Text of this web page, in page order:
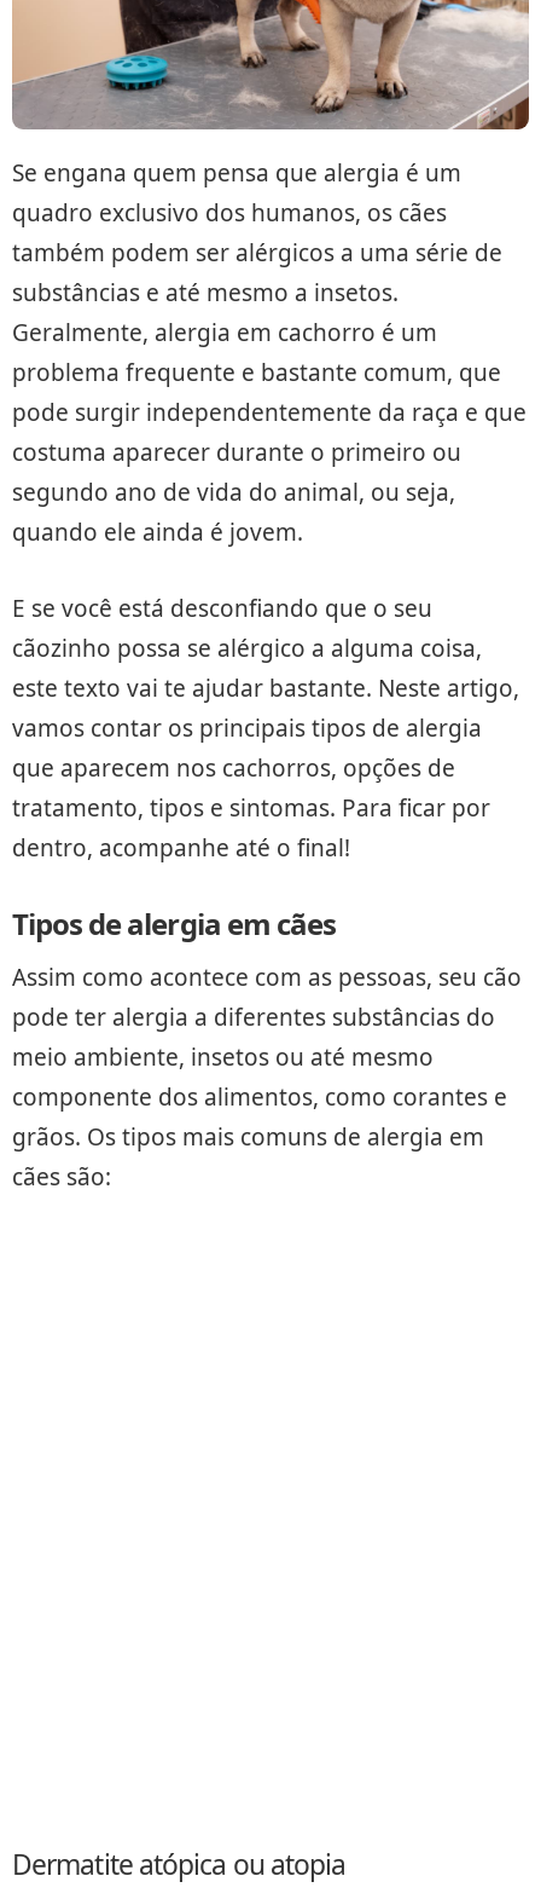
Se engana quem pensa que alergia é um
quadro exclusivo dos humanos, os cães
também podem ser alérgicos a uma série de
substâncias e até mesmo a insetos.
Geralmente, alergia em cachorro é um
problema frequente e bastante comum, que
pode surgir independentemente da raça e que
costuma aparecer durante o primeiro ou
segundo ano de vida do animal, ou seja,
quando ele ainda é jovem.
E se você está desconfiando que o seu
cãozinho possa se alérgico a alguma coisa,
este texto vai te ajudar bastante. Neste artigo,
vamos contar os principais tipos de alergia
que aparecem nos cachorros, opções de
tratamento, tipos e sintomas. Para ficar por
dentro, acompanhe até o final!
Tipos de alergia em cães
Assim como acontece com as pessoas, seu cão
pode ter alergia a diferentes substâncias do
meio ambiente, insetos ou até mesmo
componente dos alimentos, como corantes e
grãos. Os tipos mais comuns de alergia em
cães são:
Dermatite atópica ou atopia